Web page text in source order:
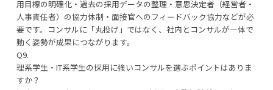
用目標の明確化・過去の採用データの整理・意思決定者（経営者・
人事責任者）の協力体制・面接官へのフィードバック協力などが必
要です。コンサルに「丸投げ」ではなく、社内とコンサルが一体で
動く姿勢が成果につながります。
Q9.
理系学生・IT系学生の採用に強いコンサルを選ぶポイントはありま
すか？